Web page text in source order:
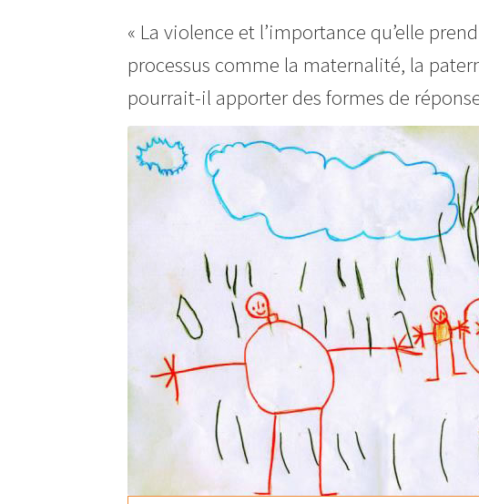
« La violence et l’importance qu’elle
processus comme la maternalité, la
pourrait-il apporter des formes de